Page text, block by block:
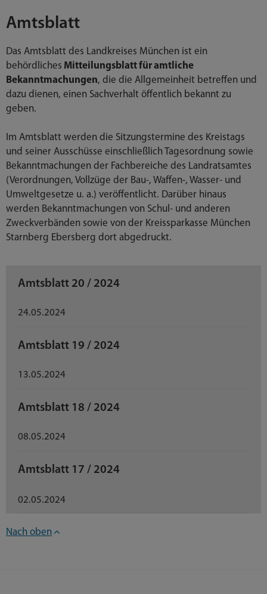
Amtsblatt
Das Amtsblatt des Landkreises München ist ein
behördliches Mitteilungsblatt für amtliche
Bekanntmachungen, die die Allgemeinheit betreffen und
dazu dienen, einen Sachverhalt öffentlich bekannt zu
geben.
Im Amtsblatt werden die Sitzungstermine des Kreistags
und seiner Ausschüsse einschließlich Tagesordnung sowie
Bekanntmachungen der Fachbereiche des Landratsamtes
(Verordnungen, Vollzüge der Bau-, Waffen-, Wasser- und
Umweltgesetze u. a.) veröffentlicht. Darüber hinaus
werden Bekanntmachungen von Schul- und anderen
Zweckverbänden sowie von der Kreissparkasse München
Starnberg Ebersberg dort abgedruckt.
Amtsblatt 20 / 2024
24.05.2024
Amtsblatt 19 / 2024
13.05.2024
Amtsblatt 18 / 2024
08.05.2024
Amtsblatt 17 / 2024
02.05.2024
Nach oben